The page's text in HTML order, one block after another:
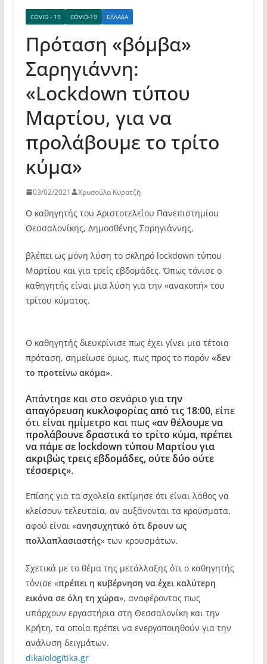
COVID - 19 COVID-19 ΕΛΛΆΔΑ
Πρόταση «βόμβα»
Σαρηγιάννη:
«Lockdown τύπου
Μαρτίου, για να
προλάβουμε το τρίτο
κύμα»
03/02/2021 Χρυσούλα Κυρατζή
Ο καθηγητής του Αριστοτελείου Πανεπιστημίου
Θεσσαλονίκης, Δημοσθένης Σαρηγιάννης,
βλέπει ως μόνη λύση το σκληρό lockdown τύπου
Μαρτίου και για τρείς εβδομάδες. Όπως τόνισε ο
καθηγητής είναι μια λύση για την «ανακοπή» του
τρίτου κύματος.
Ο καθηγητής διευκρίνισε πως έχει γίνει μια τέτοια
πρόταση, σημείωσε όμως, πως προς το παρόν «δεν
το προτείνω ακόμα».
Απάντησε και στο σενάριο γιατην
απαγόρευση κυκλοφορίας από τις 18:00, είπε
ότι είναι ημίμετρο και πως «αν θέλουμε να
προλάβουνε δραστικά το τρίτο κύμα, πρέπει
να πάμε σε lockdown τύπου Μαρτίου για
ακριβώς τρεις εβδομάδες, ούτε δύο ούτε
τέσσερις».
Επίσης για τα σχολεία εκτίμησε ότι είναι λάθος να
κλείσουν τελευταία, αν αυξάνονται τα κρούσματα,
αφού είναι «ανησυχητικό ότι δρουν ως
πολλαπλασιαστής» των κρουσμάτων.
Σχετικά με το θέμα της μετάλλαξης ότι ο καθηγητής
τόνισε «πρέπει η κυβέρνηση να έχει καλύτερη
εικόνα σε όλη τη χώρα», αναφέροντας πως
υπάρχουν εργαστήρια στη Θεσσαλονίκη και την
Κρήτη, τα οποία πρέπει να ενεργοποιηθούν για την
ανάλυση δειγμάτων.
dikaiologitika.gr